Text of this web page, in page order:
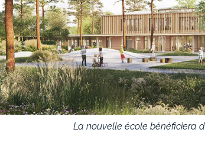
La nouvelle école bénéficiera